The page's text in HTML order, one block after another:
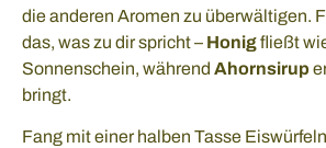
die anderen Aromen zu überwältigen.
das, was zu dir spricht – Honigfließt
Sonnenschein, während Ahornsirup
bringt.
Fang mit einer halben Tasse